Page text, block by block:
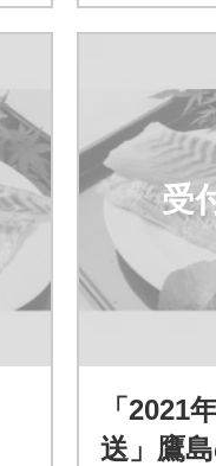
受
「2021
送」鷹